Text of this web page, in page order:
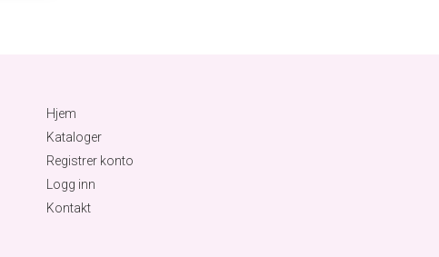
Hjem
Kataloger
Registrer konto
Logg inn
Kontakt